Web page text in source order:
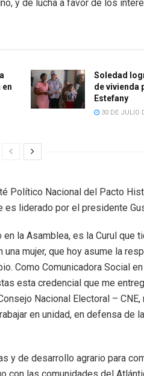
y de lucha a favor de los
en
Soledad
de vivienda
Estefany
30 DE JULIO
Político Nacional del Pacto
liderado por el presidente
la Asamblea, es la Curul que
mujer, que hoy asume la
Como Comunicadora Social
esta credencial que me
Nacional Electoral –
en unidad, en defensa de
y de desarrollo agrario para